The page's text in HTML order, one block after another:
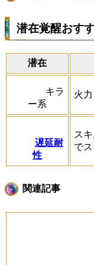
潜在覚醒おす
潜在
キラ
ー系
火
遅延耐
性
ス
で
関連記事